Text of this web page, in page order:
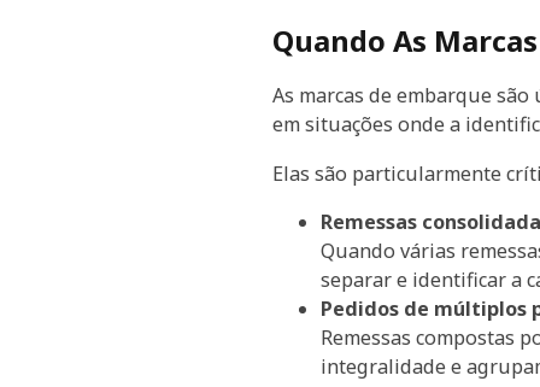
Quando As
As marcas de embarque
em situações onde a
Elas são particularmente
Remessas
Quando várias
separar e identificar a
Pedidos de múltiplos
Remessas compostas
integralidade e